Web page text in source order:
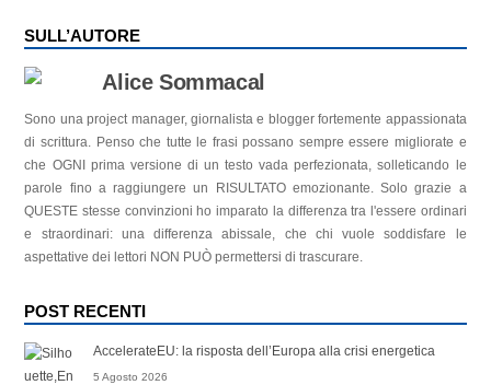
SULL’AUTORE
Alice Sommacal
Sono una project manager, giornalista e blogger fortemente appassionata
di scrittura. Penso che tutte le frasi possano sempre essere migliorate e
che OGNI prima versione di un testo vada perfezionata, solleticando le
parole fino a raggiungere un RISULTATO emozionante. Solo grazie a
QUESTE stesse convinzioni ho imparato la differenza tra l'essere ordinari
e straordinari: una differenza abissale, che chi vuole soddisfare le
aspettative dei lettori NON PUÒ permettersi di trascurare.
POST RECENTI
AccelerateEU: la risposta dell’Europa alla crisi energetica
5 Agosto 2026